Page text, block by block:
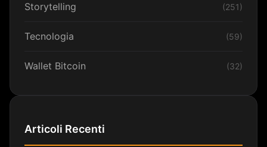
Storytelling (251)
Tecnologia (59)
Wallet Bitcoin (32)
Articoli Recenti